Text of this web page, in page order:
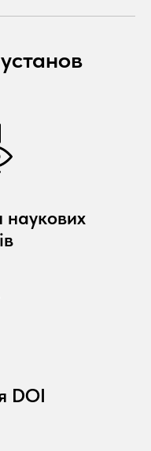
наукових
DOI